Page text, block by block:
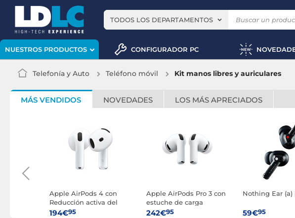
TODOS LOS DEPARTAMENTOS
NUESTROS PRODUCTOS CONFIGURADOR PC
Telefonía y Auto Teléfono móvil Kit manos libres y auriculares
MÁS VENDIDOS NOVEDADES LOS MÁS APRECIADOS
Apple AirPods 4 con
Reducción activa del
ruido
194€95
Apple AirPods Pro 3 con
estuche de carga
MagSafe (USB-C)
242€95
Nothing Ear (a)
59€95